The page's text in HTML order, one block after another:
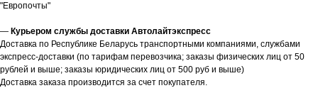
"Европочты"
— Курьером службы доставки Автолайтэкспресс
Доставка по Республике Беларусь транспортными компаниями, службами
экспресс-доставки (по тарифам перевозчика; заказы физических лиц от 50
рублей и выше; заказы юридических лиц от 500 руб и выше)
Доставка заказа производится за счет покупателя.